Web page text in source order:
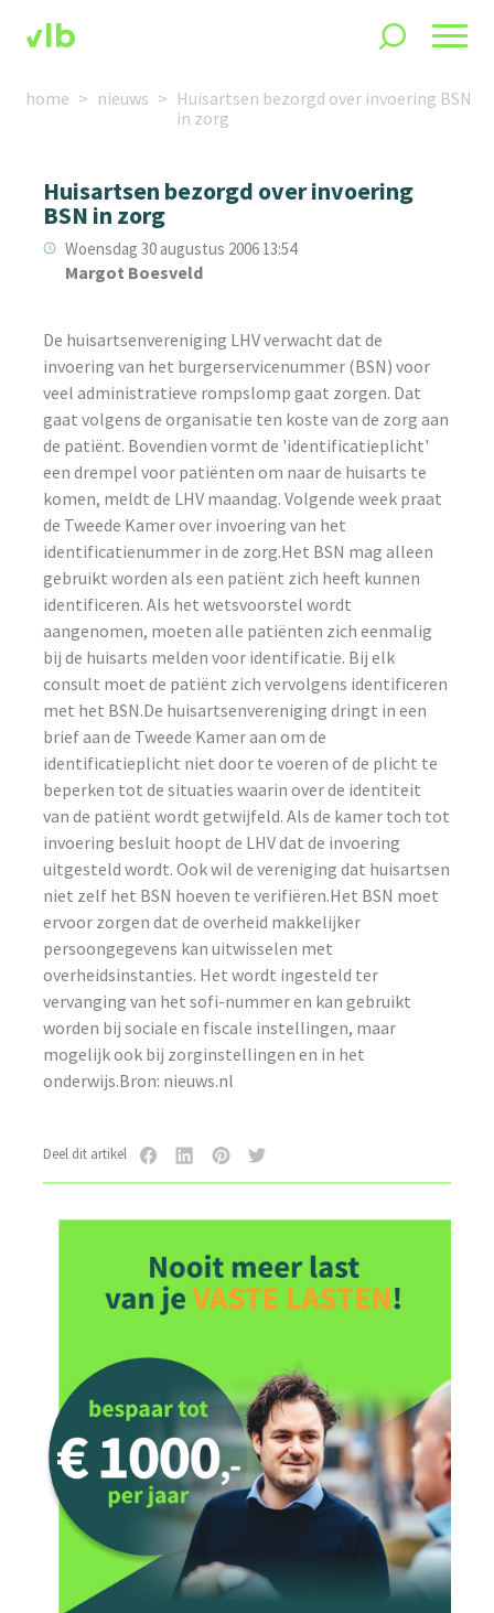
home nieuws
Huisartsen bezorgd over invoering BSN
in zorg
Huisartsen bezorgd over invoering
BSN in zorg
Woensdag 30 augustus 2006 13:54
Margot Boesveld
De huisartsenvereniging LHV verwacht dat de
invoering van het burgerservicenummer (BSN) voor
veel administratieve rompslomp gaat zorgen. Dat
gaat volgens de organisatie ten koste van de zorg aan
de patiënt. Bovendien vormt de 'identificatieplicht'
een drempel voor patiënten om naar de huisarts te
komen, meldt de LHV maandag. Volgende week praat
de Tweede Kamer over invoering van het
identificatienummer in de zorg.Het BSN mag alleen
gebruikt worden als een patiënt zich heeft kunnen
identificeren. Als het wetsvoorstel wordt
aangenomen, moeten alle patiënten zich eenmalig
bij de huisarts melden voor identificatie. Bij elk
consult moet de patiënt zich vervolgens identificeren
met het BSN.De huisartsenvereniging dringt in een
brief aan de Tweede Kamer aan om de
identificatieplicht niet door te voeren of de plicht te
beperken tot de situaties waarin over de identiteit
van de patiënt wordt getwijfeld. Als de kamer toch tot
invoering besluit hoopt de LHV dat de invoering
uitgesteld wordt. Ook wil de vereniging dat huisartsen
niet zelf het BSN hoeven te verifiëren.Het BSN moet
ervoor zorgen dat de overheid makkelijker
persoongegevens kan uitwisselen met
overheidsinstanties. Het wordt ingesteld ter
vervanging van het sofi-nummer en kan gebruikt
worden bij sociale en fiscale instellingen, maar
mogelijk ook bij zorginstellingen en in het
onderwijs.Bron: nieuws.nl
Deel dit artikel